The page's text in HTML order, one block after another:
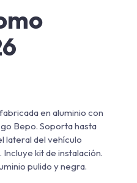
en aluminio con
Bepo. Soporta hasta
lateral del vehículo
kit de instalación.
pulido y negra.